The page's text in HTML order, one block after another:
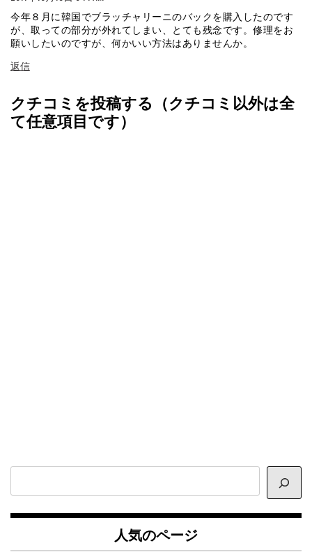
今年８月に韓国でブラッチャリーニのバックを購入したのです
が、取っての部分が外れてしまい、とても残念です。修理をお
願いしたいのですが、何かいい方法はありませんか。
返信
クチコミを投稿する（クチコミ以外は全
て任意項目です）
サ
内
索
人気のページ